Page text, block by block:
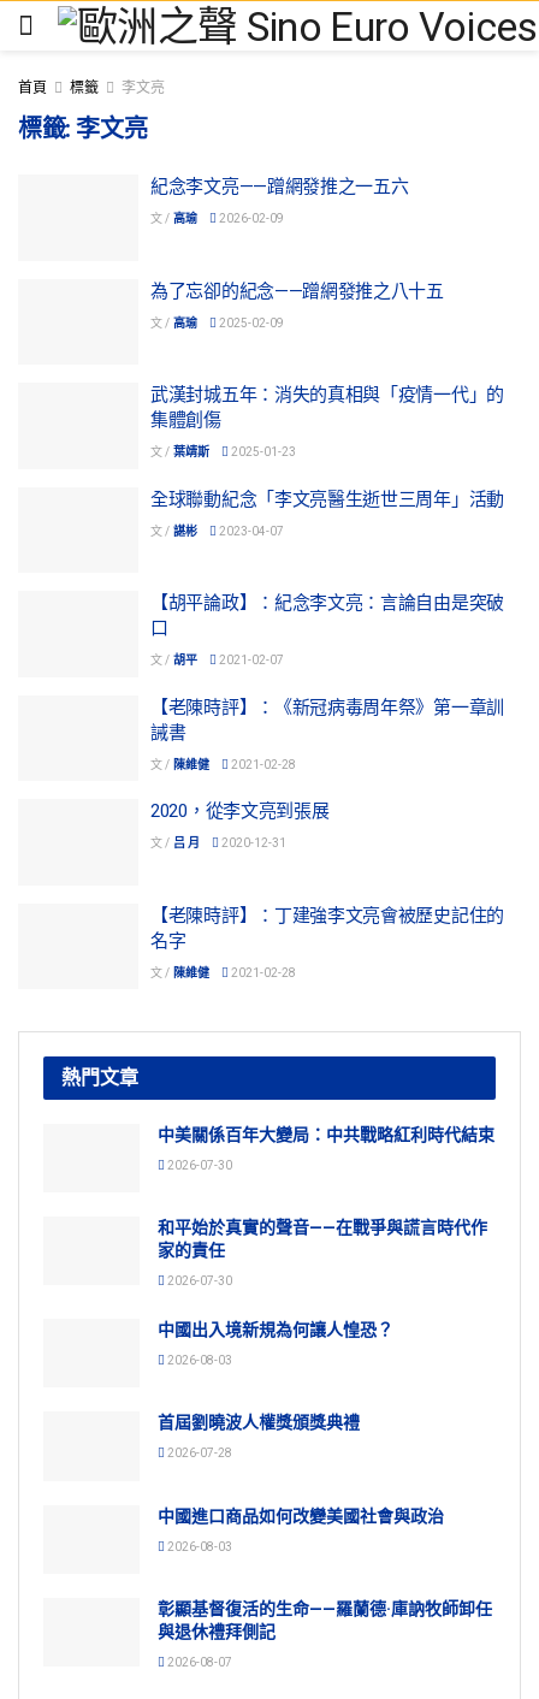
首頁 標籤 李文亮
標籤:李文亮
紀念李文亮——蹭網發推之一五六
文 / 高瑜 2026-02-09
為了忘卻的紀念——蹭網發推之八十五
文 / 高瑜 2025-02-09
武漢封城五年：消失的真相與「疫情一代」的
集體創傷
文 / 葉靖斯 2025-01-23
全球聯動紀念「李文亮醫生逝世三周年」活動
文 / 諶彬 2023-04-07
【胡平論政】：紀念李文亮：言論自由是突破
口
文 / 胡平 2021-02-07
【老陳時評】：《新冠病毒周年祭》第一章訓
誡書
文 / 陳維健 2021-02-28
2020，從李文亮到張展
文 / 吕 月 2020-12-31
【老陳時評】：丁建強李文亮會被歷史記住的
名字
文 / 陳維健 2021-02-28
熱門文章
中美關係百年大變局：中共戰略紅利時代結束
2026-07-30
和平始於真實的聲音——在戰爭與謊言時代作
家的責任
2026-07-30
中國出入境新規為何讓人惶恐？
2026-08-03
首屆劉曉波人權獎頒獎典禮
2026-07-28
中國進口商品如何改變美國社會與政治
2026-08-03
彰顯基督復活的生命——羅蘭德·庫訥牧師卸任
與退休禮拜側記
2026-08-07